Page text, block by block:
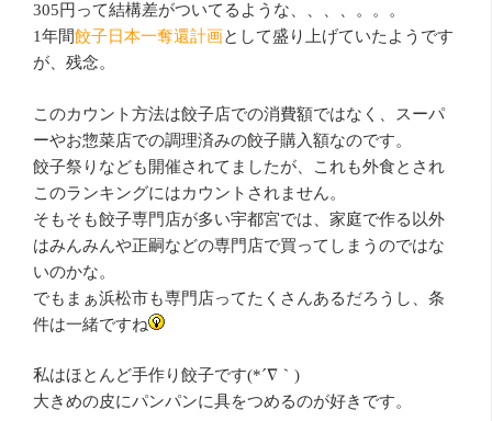
305円って結構差がついてるような、、、、。。。
1年間餃子日本一奪還計画として盛り上げていたようです
が、残念。
このカウント方法は餃子店での消費額ではなく、スーパ
ーやお惣菜店での調理済みの餃子購入額なのです。
餃子祭りなども開催されてましたが、これも外食とされ
このランキングにはカウントされません。
そもそも餃子専門店が多い宇都宮では、家庭で作る以外
はみんみんや正嗣などの専門店で買ってしまうのではな
いのかな。
でもまぁ浜松市も専門店ってたくさんあるだろうし、条
件は一緒ですね
私はほとんど手作り餃子です(*´∇｀)
大きめの皮にパンパンに具をつめるのが好きです。